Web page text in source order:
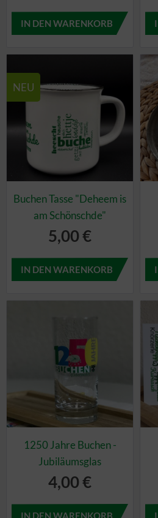
NEU
Buchen Tasse "Deheem is
am Schönschde"
5,00 €
1250 Jahre Buchen -
Jubiläumsglas
4,00 €